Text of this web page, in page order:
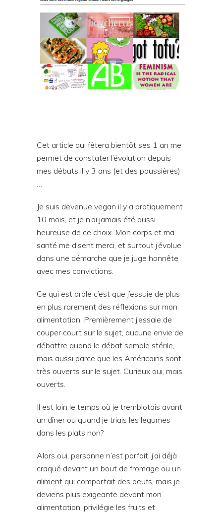
Cet article qui fêtera bientôt ses 1 an me
permet de constater l’évolution depuis
mes débuts il y 3 ans (et des poussières)
…
Je suis devenue vegan il y a pratiquement
10 mois, et je n’ai jamais été aussi
heureuse de ce choix. Mon corps et ma
santé me disent merci, et surtout j’évolue
dans une démarche que je juge honnête
avec mes convictions.
Ce qui est drôle c’est que j’essuie de plus
en plus rarement des réflexions sur mon
alimentation. Premièrement j’essaie de
couper court sur le sujet, aucune envie de
débattre quand le débat semble stérile,
mais aussi parce que les Américains sont
très ouverts sur le sujet. Curieux oui, mais
ouverts.
Il est loin le temps où je tremblotais avant
un dîner ou quand je triais les légumes
dans les plats non?
Alors oui, personne n’est parfait, j’ai déjà
craqué devant un bout de fromage ou un
aliment qui comportait des oeufs, mais je
deviens plus exigeante devant mon
alimentation, privilégie les fruits et